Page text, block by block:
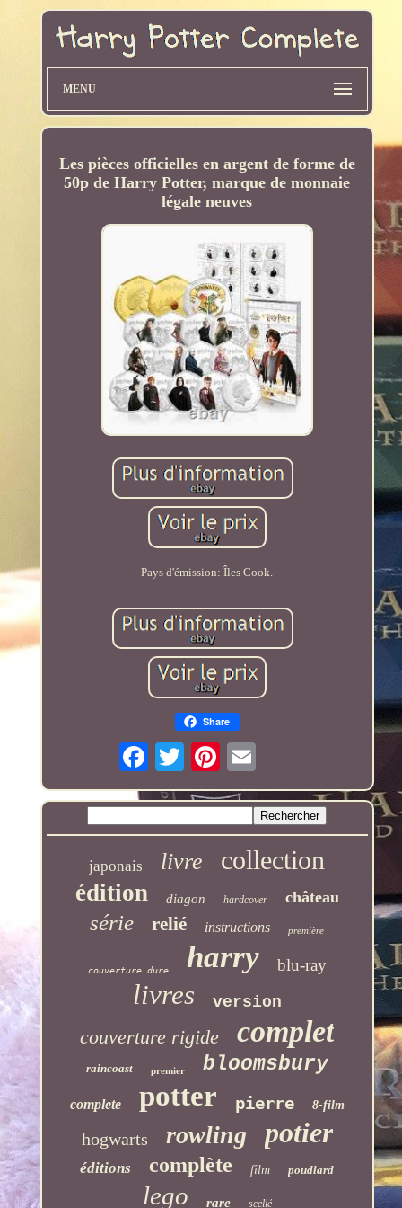
MENU
Les pièces officielles en argent de forme de
50p de Harry Potter, marque de monnaie
légale neuves
Pays d'émission: Îles Cook.
Share
japonais livre collection
édition diagon hardcover château
série relié instructions première
couverture dure harry blu-ray
livres version
couverture rigide complet
raincoast premier bloomsbury
complete potter pierre 8-film
hogwarts rowling potier
éditions complète film poudlard
lego rare scellé